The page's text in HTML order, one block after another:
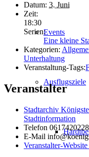
Events
Ausflugsziele
Datum: 3. Juni
Zeit:
18:30
Serien:
Eine kleine
Kategorien:
Unterhaltung
Veranstaltung-Tags:
Veranstalter
Stadtarchiv
Stadtinformation
Telefon
E-Mail
Veranstalter-